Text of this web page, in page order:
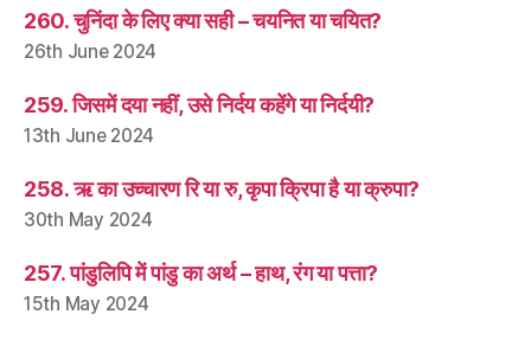
260. चुनिंदा के लिए क्या सही – चयनित या चयित?
26th June 2024
259. जिसमें दया नहीं, उसे निर्दय कहेंगे या निर्दयी?
13th June 2024
258. ऋ का उच्चारण रि या रु, कृपा क्रिपा है या क्रुपा?
30th May 2024
257. पांडुलिपि में पांडु का अर्थ – हाथ, रंग या पत्ता?
15th May 2024